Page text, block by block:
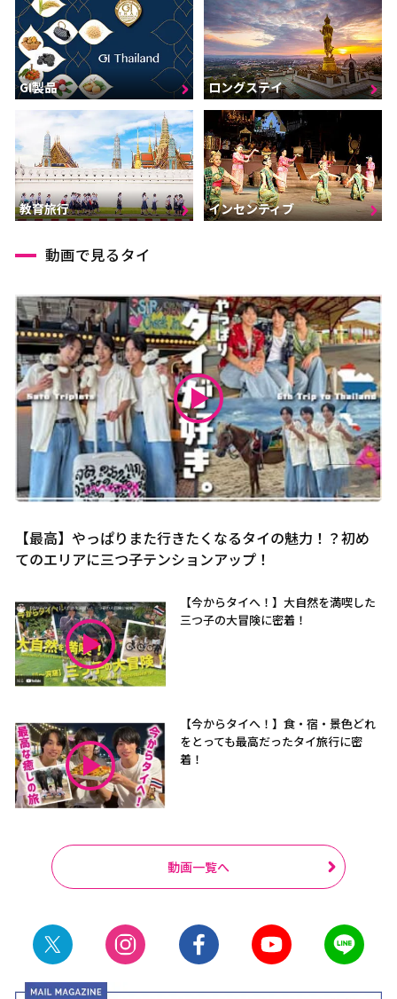
GI製品 ロングステイ
教育旅行 インセンティブ
動画で見るタイ
【最高】やっぱりまた行きたくなるタイの魅力！？初め
てのエリアに三つ子テンションアップ！
【今からタイへ！】大自然を満喫した
三つ子の大冒険に密着！
【今からタイへ！】食・宿・景色どれ
をとっても最高だったタイ旅行に密
着！
動画一覧へ